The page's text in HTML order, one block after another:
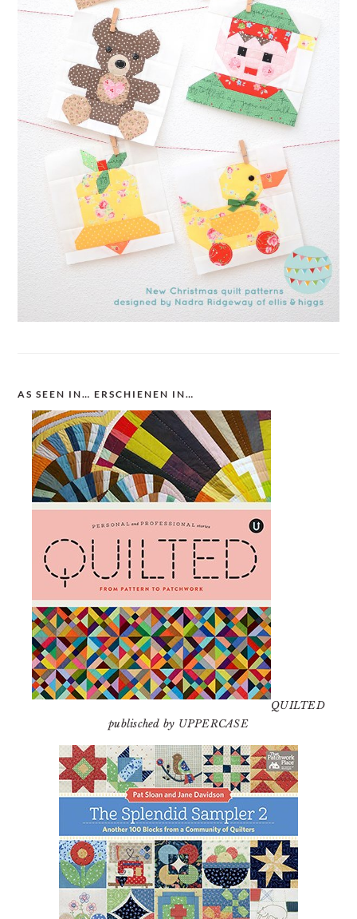
AS SEEN IN… ERSCHIENEN IN…
QUILTED
publisched by UPPERCASE